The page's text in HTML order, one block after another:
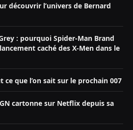
découvrir l’univers de Bernard
: pourquoi Spider-Man Brand
caché des X-Men dans le
ce que l’on sait sur le prochain 007
cartonne sur Netflix depuis sa